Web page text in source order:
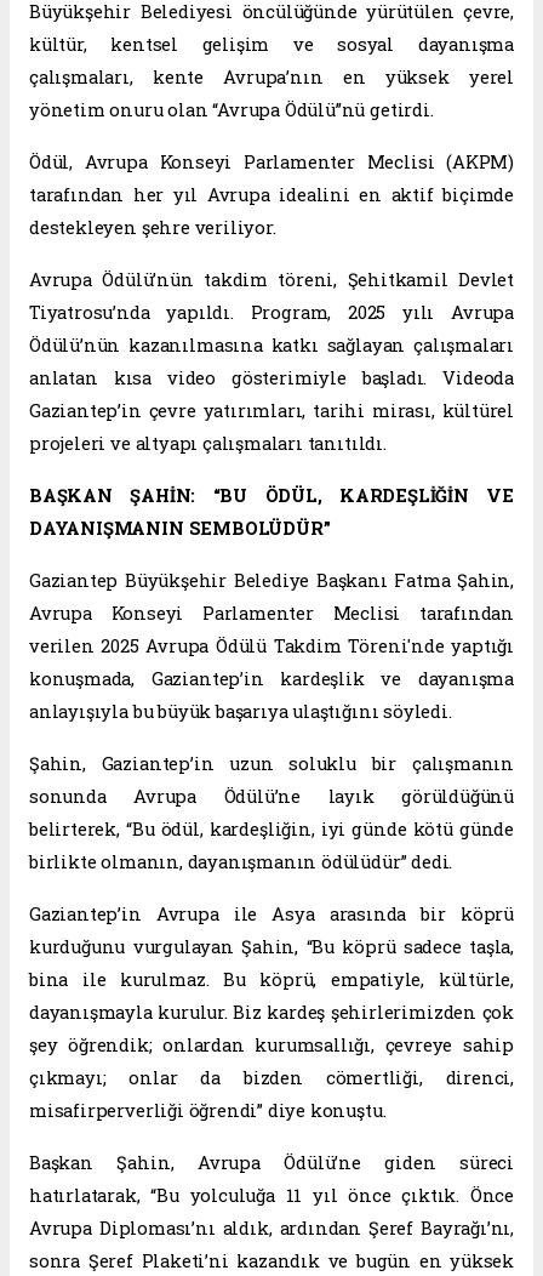
Büyükşehir Belediyesi öncülüğünde yürütülen çevre,
kültür, kentsel gelişim ve sosyal dayanışma
çalışmaları, kente Avrupa’nın en yüksek yerel
yönetim onuru olan “Avrupa Ödülü”nü getirdi.
Ödül, Avrupa Konseyi Parlamenter Meclisi (AKPM)
tarafından her yıl Avrupa idealini en aktif biçimde
destekleyen şehre veriliyor.
Avrupa Ödülü’nün takdim töreni, Şehitkamil Devlet
Tiyatrosu’nda yapıldı. Program, 2025 yılı Avrupa
Ödülü’nün kazanılmasına katkı sağlayan çalışmaları
anlatan kısa video gösterimiyle başladı. Videoda
Gaziantep’in çevre yatırımları, tarihi mirası, kültürel
projeleri ve altyapı çalışmaları tanıtıldı.
BAŞKAN ŞAHİN: “BU ÖDÜL, KARDEŞLİĞİN VE
DAYANIŞMANIN SEMBOLÜDÜR”
Gaziantep Büyükşehir Belediye Başkanı Fatma Şahin,
Avrupa Konseyi Parlamenter Meclisi tarafından
verilen 2025 Avrupa Ödülü Takdim Töreni'nde yaptığı
konuşmada, Gaziantep’in kardeşlik ve dayanışma
anlayışıyla bu büyük başarıya ulaştığını söyledi.
Şahin, Gaziantep’in uzun soluklu bir çalışmanın
sonunda Avrupa Ödülü’ne layık görüldüğünü
belirterek, “Bu ödül, kardeşliğin, iyi günde kötü günde
birlikte olmanın, dayanışmanın ödülüdür” dedi.
Gaziantep’in Avrupa ile Asya arasında bir köprü
kurduğunu vurgulayan Şahin, “Bu köprü sadece taşla,
bina ile kurulmaz. Bu köprü, empatiyle, kültürle,
dayanışmayla kurulur. Biz kardeş şehirlerimizden çok
şey öğrendik; onlardan kurumsallığı, çevreye sahip
çıkmayı; onlar da bizden cömertliği, direnci,
misafirperverliği öğrendi” diye konuştu.
Başkan Şahin, Avrupa Ödülü’ne giden süreci
hatırlatarak, “Bu yolculuğa 11 yıl önce çıktık. Önce
Avrupa Diploması’nı aldık, ardından Şeref Bayrağı’nı,
sonra Şeref Plaketi’ni kazandık ve bugün en yüksek